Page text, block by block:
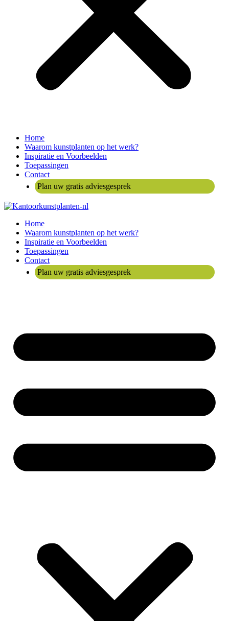
Home
Waarom kunstplanten op het werk?
Inspiratie en Voorbeelden
Toepassingen
Contact
Plan uw gratis adviesgesprek
Home
Waarom kunstplanten op het werk?
Inspiratie en Voorbeelden
Toepassingen
Contact
Plan uw gratis adviesgesprek